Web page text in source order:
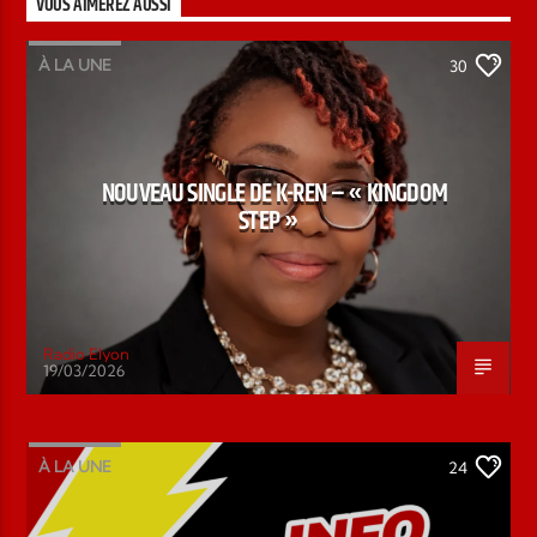
À LA UNE 30
NOUVEAU SINGLE DE K-REN – « KINGDOM
STEP »
Radio Elyon
19/03/2026
À LA UNE 24